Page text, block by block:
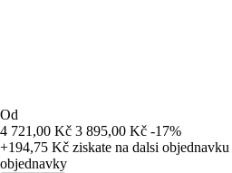
Od
4 721,00 Kč 3 895,00 Kč -17%
+194,75 Kč ziskate na dalsi objednavku
objednavky